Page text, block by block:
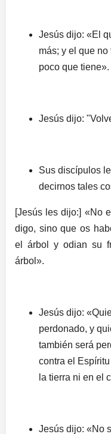
Jesús dijo: «El
más; y el que
poco que tiene».
Jesús dijo:
Sus discípulos
decirnos tales
[Jesús les dijo:] «No
digo, sino que os
el árbol y odian su
árbol».
Jesús dijo:
perdonado, y
también será
contra el
la tierra ni en el
Jesús dijo: «No